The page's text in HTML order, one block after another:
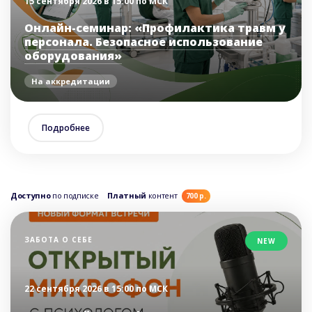
Онлайн-семинар: «Профилактика травм у
персонала. Безопасное использование
оборудования»
На аккредитации
Подробнее
Доступнопо подписке Платный контент 700 р.
ЗАБОТА О СЕБЕ NEW
22 сентября 2026 в 15:00 по МСК